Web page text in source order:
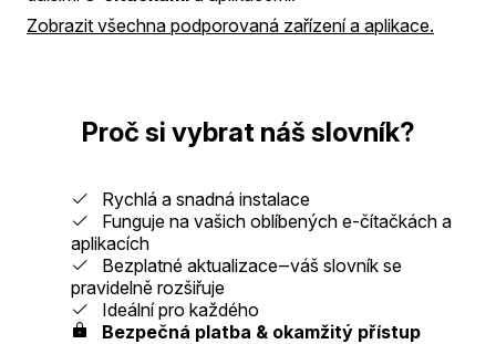
Zobrazit všechna podporovaná zařízení a aplikace.
Proč si vybrat náš slovník?
Rychlá a snadná instalace
Funguje na vašich oblíbených e-čítačkách a
aplikacích
Bezplatné aktualizace‒váš slovník se
pravidelně rozšiřuje
Ideální pro každého
Bezpečná platba & okamžitý přístup